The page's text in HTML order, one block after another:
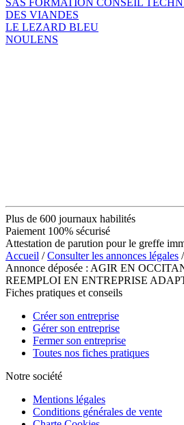
DES VIANDES
LE LEZARD BLEU
NOULENS
Plus de 600 journaux habilités
Paiement 100% sécurisé
Attestation de parution pour le greffe
Accueil /Consulter les annonces légales /
Annonce déposée : AGIR EN
REEMPLOI EN ENTREPRISE
Fiches pratiques et conseils
Créer son entreprise
Gérer son entreprise
Fermer son entreprise
Toutes nos fiches pratiques
Notre société
Mentions légales
Conditions générales de vente